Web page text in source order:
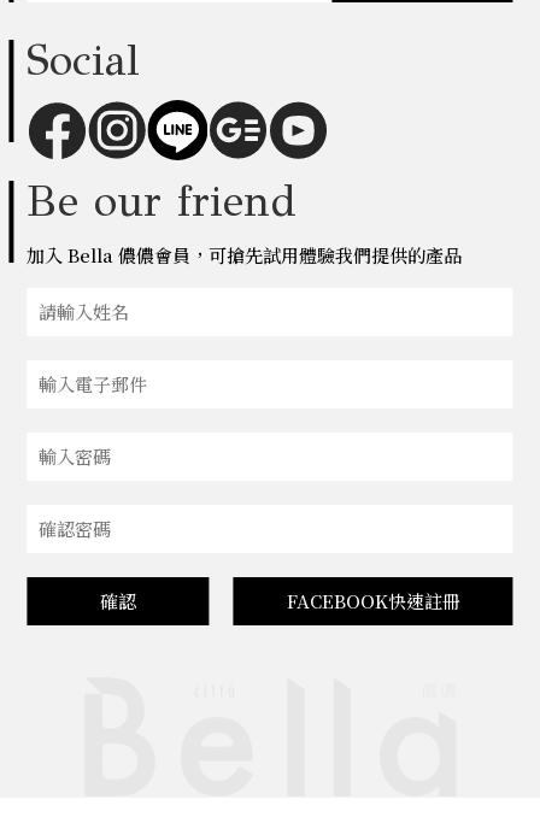
Social
Be our friend
加入 Bella 儂儂會員，可搶先試用體驗我們提供的產品
確認 FACEBOOK快速註冊